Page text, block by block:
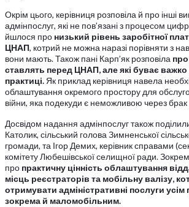
Окрім цього, керівниця розповіла й про інші
адмінпослуг, які не пов’язані з процесом
йшлося про низький рівень заробітної
ЦНАП, котрий не можна наразі порівняти з
вони мають. Також пані Карп’як розповіла
ставлять перед ЦНАП, але які буває
практиці.Як приклад керівниця навела
облаштування окремого простору для
війни, яка подекуди є неможливою через
Досвідом надання адмінпослуг також
Католик, сільський голова Зимненської
громади, та Ігор Демих, керівник справами
комітету Любешівської селищної ради.
про практичну цінність облаштування
місць реєстраторів та мобільну валізу,
отримувати адміністративні послуги
зокрема й маломобільним.